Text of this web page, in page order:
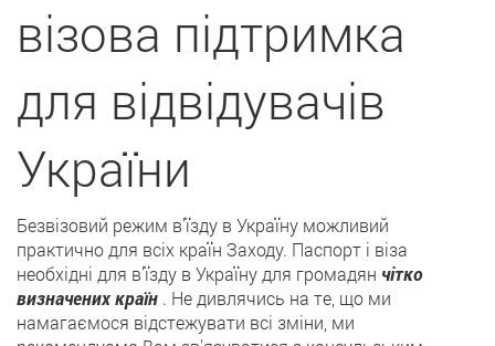
візова підтримка
для відвідувачів
України
Безвізовий режим в'їзду в Україну можливий
практично для всіх країн Заходу. Паспорт і віза
необхідні для в'їзду в Україну для громадян чітко
визначених країн . Не дивлячись на те, що ми
намагаємося відстежувати всі зміни, ми